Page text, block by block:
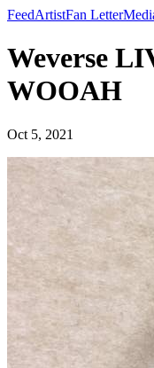
FeedArtistFan Letter
Weverse
WOOAH
Oct 5, 2021